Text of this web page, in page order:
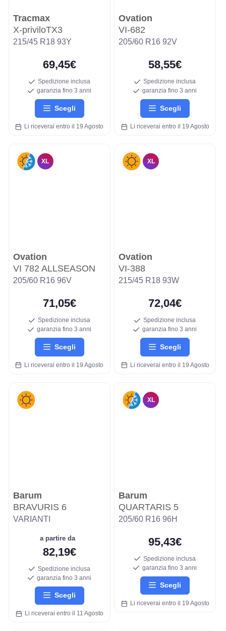
Tracmax
X-priviloTX3
215/45 R18 93Y
69,45€
Spedizione inclusa
garanzia fino 3 anni
Scegli
Li riceverai entro il 19 Agosto
Ovation
VI-682
205/60 R16 92V
58,55€
Spedizione inclusa
garanzia fino 3 anni
Scegli
Li riceverai entro il 19 Agosto
XL
Ovation
VI 782 ALLSEASON
205/60 R16 96V
71,05€
Spedizione inclusa
garanzia fino 3 anni
Scegli
Li riceverai entro il 19 Agosto
XL
Ovation
VI-388
215/45 R18 93W
72,04€
Spedizione inclusa
garanzia fino 3 anni
Scegli
Li riceverai entro il 19 Agosto
Barum
BRAVURIS 6
VARIANTI
a partire da
82,19€
Spedizione inclusa
garanzia fino 3 anni
Scegli
Li riceverai entro il 11 Agosto
XL
Barum
QUARTARIS 5
205/60 R16 96H
95,43€
Spedizione inclusa
garanzia fino 3 anni
Scegli
Li riceverai entro il 19 Agosto